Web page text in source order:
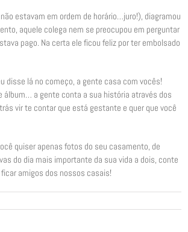
estavam em ordem de horário…juro!), diagramou
aquele colega nem se preocupou em perguntar
pago. Na certa ele ficou feliz por ter embolsado
disse lá no começo, a gente casa com vocês!
álbum… a gente conta a sua história através dos
vir te contar que está gestante e quer que você
quiser apenas fotos do seu casamento, de
do dia mais importante da sua vida a dois, conte
amigos dos nossos casais!